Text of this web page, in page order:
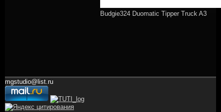
Budgie324 Duomatic Tipper Truck A3
mgstudio@list.ru